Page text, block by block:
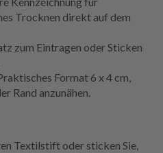
Trocknen direkt auf dem
zum Eintragen oder Sticken
Format 6 x 4 cm,
Rand anzunähen.
Textilstift oder sticken Sie,